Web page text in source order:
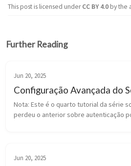
This post is licensed underCC BY 4.0by the
Further Reading
Jun 20, 2025
Configuração Avançada do
Nota: Este é o quarto tutorial da série
perdeu o anterior sobre autenticação
Jun 20, 2025